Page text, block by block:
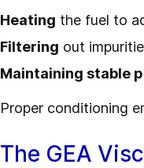
Heating the fuel to
Filtering out
Maintaining stable
Proper conditioning
The GEA